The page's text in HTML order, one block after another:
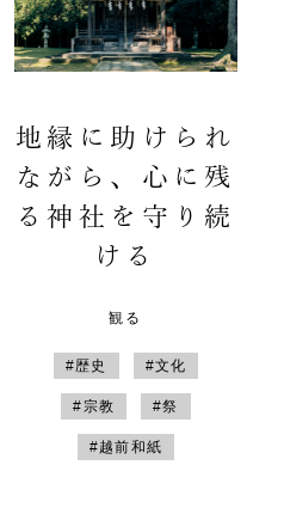
地縁に助けられ
ながら、心に残
る神社を守り続
ける
観る
#歴史 #文化
#宗教 #祭
#越前和紙